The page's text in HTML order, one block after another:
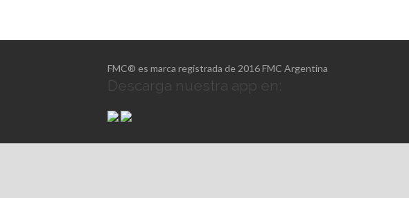
FMC® es marca registrada de 2016 FMC Argentina
Descarga nuestra app en: